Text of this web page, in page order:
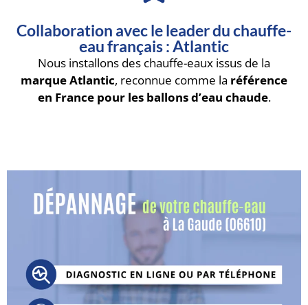
Collaboration avec le leader du chauffe-
eau français : Atlantic
Nous installons des chauffe-eaux issus de la
marque Atlantic, reconnue comme la référence
en France pour les ballons d’eau chaude.